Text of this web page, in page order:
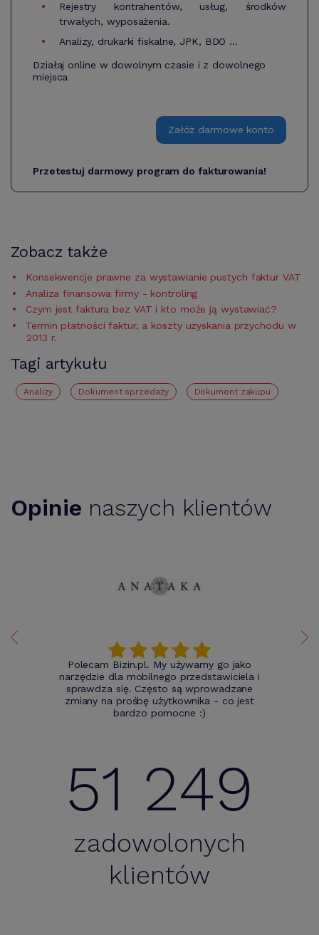
Rejestry kontrahentów, usług, środków
trwałych, wyposażenia.
Analizy, drukarki fiskalne, JPK, BDO ...
Działaj online w dowolnym czasie i z dowolnego
miejsca
Załóż darmowe konto
Przetestuj darmowy program do fakturowania!
Zobacz także
Konsekwencje prawne za wystawianie pustych faktur VAT
Analiza finansowa firmy - kontroling
Czym jest faktura bez VAT i kto może ją wystawiać?
Termin płatności faktur, a koszty uzyskania przychodu w
2013 r.
Tagi artykułu
Analizy Dokument sprzedaży Dokument zakupu
Opinie naszych klientów
Polecam Bizin.pl. My używamy go jako
narzędzie dla mobilnego przedstawiciela i
sprawdza się. Często są wprowadzane
zmiany na prośbę użytkownika - co jest
bardzo pomocne :)
51 249
zadowolonych
klientów